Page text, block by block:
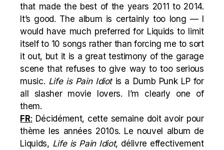
that made the best of the years 2011 to 2014.
It’s good. The album is certainly too long — I
would have much preferred for Liquids to limit
itself to 10 songs rather than forcing me to sort
it out, but it is a great testimony of the garage
scene that refuses to give way to too serious
music. Life is Pain Idiotis a Dumb Punk LP for
all slasher movie lovers. I’m clearly one of
them.
FR: Décidément, cette semaine doit avoir pour
thème les années 2010s. Le nouvel album de
Liquids, Life is Pain Idiot, délivre effectivement